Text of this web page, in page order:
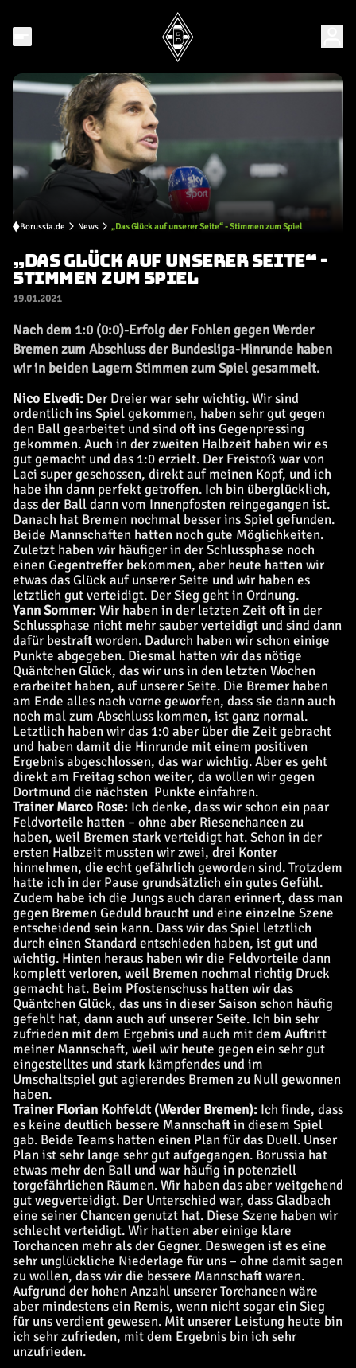
Borussia.de News „Das Glück auf unserer Seite“ - Stimmen zum Spiel
„DAS GLÜCK AUF UNSERER SEITE“ -
STIMMEN ZUM SPIEL
19.01.2021
Nach dem 1:0 (0:0)-Erfolg der Fohlen gegen Werder
Bremen zum Abschluss der Bundesliga-Hinrunde haben
wir in beiden Lagern Stimmen zum Spiel gesammelt.
Nico Elvedi: Der Dreier war sehr wichtig. Wir sind
ordentlich ins Spiel gekommen, haben sehr gut gegen
den Ball gearbeitet und sind oft ins Gegenpressing
gekommen. Auch in der zweiten Halbzeit haben wir es
gut gemacht und das 1:0 erzielt. Der Freistoß war von
Laci super geschossen, direkt auf meinen Kopf, und ich
habe ihn dann perfekt getroffen. Ich bin überglücklich,
dass der Ball dann vom Innenpfosten reingegangen ist.
Danach hat Bremen nochmal besser ins Spiel gefunden.
Beide Mannschaften hatten noch gute Möglichkeiten.
Zuletzt haben wir häufiger in der Schlussphase noch
einen Gegentreffer bekommen, aber heute hatten wir
etwas das Glück auf unserer Seite und wir haben es
letztlich gut verteidigt. Der Sieg geht in Ordnung.
Yann Sommer:Wir haben in der letzten Zeit oft in der
Schlussphase nicht mehr sauber verteidigt und sind dann
dafür bestraft worden. Dadurch haben wir schon einige
Punkte abgegeben. Diesmal hatten wir das nötige
Quäntchen Glück, das wir uns in den letzten Wochen
erarbeitet haben, auf unserer Seite. Die Bremer haben
am Ende alles nach vorne geworfen, dass sie dann auch
noch mal zum Abschluss kommen, ist ganz normal.
Letztlich haben wir das 1:0 aber über die Zeit gebracht
und haben damit die Hinrunde mit einem positiven
Ergebnis abgeschlossen, das war wichtig. Aber es geht
direkt am Freitag schon weiter, da wollen wir gegen
Dortmund die nächsten Punkte einfahren.
Trainer Marco Rose: Ich denke, dass wir schon ein paar
Feldvorteile hatten – ohne aber Riesenchancen zu
haben, weil Bremen stark verteidigt hat. Schon in der
ersten Halbzeit mussten wir zwei, drei Konter
hinnehmen, die echt gefährlich geworden sind. Trotzdem
hatte ich in der Pause grundsätzlich ein gutes Gefühl.
Zudem habe ich die Jungs auch daran erinnert, dass man
gegen Bremen Geduld braucht und eine einzelne Szene
entscheidend sein kann. Dass wir das Spiel letztlich
durch einen Standard entschieden haben, ist gut und
wichtig. Hinten heraus haben wir die Feldvorteile dann
komplett verloren, weil Bremen nochmal richtig Druck
gemacht hat. Beim Pfostenschuss hatten wir das
Quäntchen Glück, das uns in dieser Saison schon häufig
gefehlt hat, dann auch auf unserer Seite. Ich bin sehr
zufrieden mit dem Ergebnis und auch mit dem Auftritt
meiner Mannschaft, weil wir heute gegen ein sehr gut
eingestelltes und stark kämpfendes und im
Umschaltspiel gut agierendes Bremen zu Null gewonnen
haben.
Trainer Florian Kohfeldt (Werder Bremen): Ich finde, dass
es keine deutlich bessere Mannschaft in diesem Spiel
gab. Beide Teams hatten einen Plan für das Duell. Unser
Plan ist sehr lange sehr gut aufgegangen. Borussia hat
etwas mehr den Ball und war häufig in potenziell
torgefährlichen Räumen. Wir haben das aber weitgehend
gut wegverteidigt. Der Unterschied war, dass Gladbach
eine seiner Chancen genutzt hat. Diese Szene haben wir
schlecht verteidigt. Wir hatten aber einige klare
Torchancen mehr als der Gegner. Deswegen ist es eine
sehr unglückliche Niederlage für uns – ohne damit sagen
zu wollen, dass wir die bessere Mannschaft waren.
Aufgrund der hohen Anzahl unserer Torchancen wäre
aber mindestens ein Remis, wenn nicht sogar ein Sieg
für uns verdient gewesen. Mit unserer Leistung heute bin
ich sehr zufrieden, mit dem Ergebnis bin ich sehr
unzufrieden.